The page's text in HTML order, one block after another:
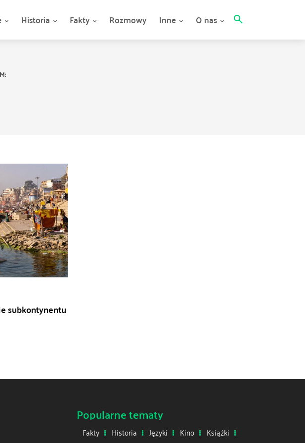
Historia Fakty Rozmowy Inne O nas
subkontynentu
Popularne tematy
Fakty Historia Języki Kino
Książki